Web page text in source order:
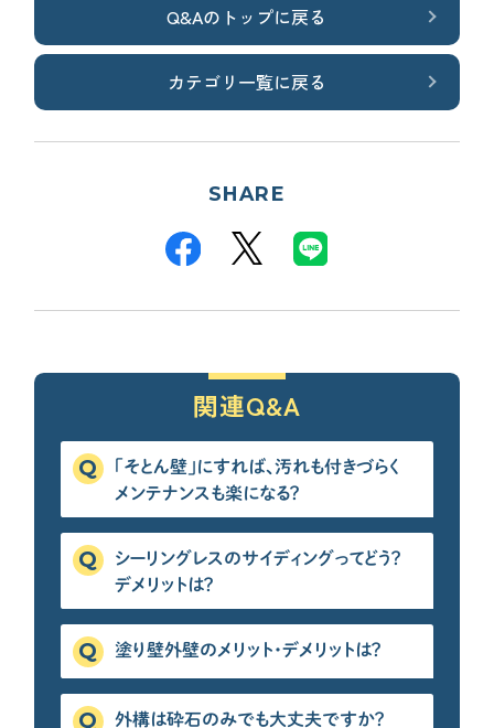
せやま印工務店プロジェクト
OTHER
各種メディアのみなさまへ
Q&Aのトップに戻る
カテゴリ一覧に戻る
SHARE
関連Q&A
「そとん壁」にすれば、汚れも付きづらく
メンテナンスも楽になる？
シーリングレスのサイディングってどう？
デメリットは？
塗り壁外壁のメリット・デメリットは？
外構は砕石のみでも大丈夫ですか？